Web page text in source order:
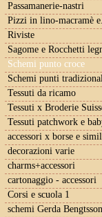
Passamanerie-nastri
Pizzi in lino-macramè
Riviste
Sagome e Rocchetti
Schemi punto croce
Schemi punti
Tessuti da ricamo
Tessuti x Broderie
Tessuti patchwork e
accessori x borse e
decorazioni varie
charms+accessori
cartonaggio - accessori
Corsi e scuola 1
schemi Gerda Bengtsson